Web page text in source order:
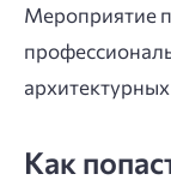
Мероприятие
Как